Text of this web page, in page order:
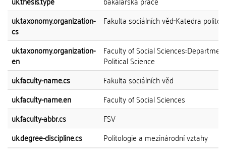
uk.taxonomy.organization-
cs
Fakulta sociálních věd::Katedra
uk.taxonomy.organization-
en
Faculty of Social
Political Science
uk.faculty-name.cs
Fakulta sociálních věd
uk.faculty-name.en
Faculty of Social Sciences
uk.faculty-abbr.cs
FSV
uk.degree-discipline.cs
Politologie a mezinárodní vztahy